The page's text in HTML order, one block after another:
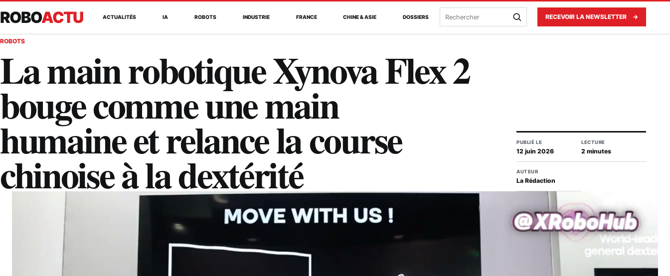
ROBOACTU ACTUALITÉS IA ROBOTS INDUSTRIE FRANCE CHINE & ASIE DOSSIERS Rechercher RECEVOIR LA NEWSLETTER →
ROBOTS
La main robotique Xynova Flex 2
bouge comme une main
humaine et relance la course
chinoise à la dextérité
PUBLIÉ LE
12 juin 2026
LECTURE
2 minutes
AUTEUR
La Rédaction